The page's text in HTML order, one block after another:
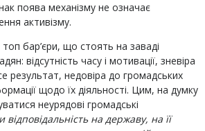
поява механізму не означає
активізму.
бар’єри, що стоять на заваді
відсутність часу і мотивації, зневіра
результат, недовіра до громадських
щодо їх діяльності. Цим, на думку
неурядові громадські
відповідальність на державу, на її